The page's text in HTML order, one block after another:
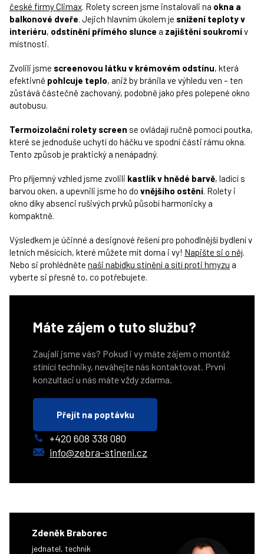
české firmy Climax. Rolety screen jsme instalovali na okna a
balkonové dveře. Jejich hlavním úkolem je snížení teploty v
interiéru, odstínění přímého slunce a zajištění soukromív
místnosti.
Zvolili jsme screenovou látku v krémovém odstínu, která
efektivně pohlcuje teplo, aniž by bránila ve výhledu ven – ten
zůstává částečně zachovaný, podobně jako přes polepené okno
autobusu.
Termoizolační rolety screen se ovládají ručně pomocí poutka,
které se jednoduše uchytí do háčku ve spodní části rámu okna.
Tento způsob je praktický a nenápadný.
Pro příjemný vzhled jsme zvolili kastlík v hnědé barvě, ladící s
barvou oken, a upevnili jsme ho do vnějšího ostění. Rolety i
okno díky absenci rušivých prvků působí harmonicky a
kompaktně.
Výsledkem je účinné a designové řešení pro pohodlnější bydlení v
letních měsících, které můžete mít doma i vy! Napište si o něj.
Nebo si prohlédněte naši nabídku stínění a sítí proti hmyzu a
vyberte si přesně to, co potřebujete.
Máte zájem o tuto službu?
Zaujali jsme vás? Pokud i vy máte zájem o montáž
stínící techniky, neváhejte nás kontaktovat. První
konzultaci u nás máte vždy zdarma.
Přejít na poptávku
+420 608 338 080
info@zebra-stineni.cz
Zdeněk Braborec
jednatel, technik